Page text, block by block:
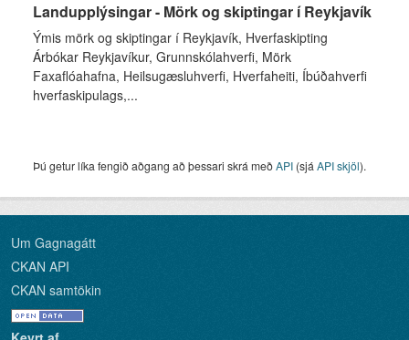
Landupplýsingar - Mörk og skiptingar í Reykjavík
Ýmis mörk og skiptingar í Reykjavík, Hverfaskipting
Árbókar Reykjavíkur, Grunnskólahverfi, Mörk
Faxaflóahafna, Heilsugæsluhverfi, Hverfaheiti, Íbúðahverfi
hverfaskipulags,...
Þú getur líka fengið aðgang að þessari skrá meðAPI (sjá API skjöl).
Um Gagnagátt
CKAN API
CKAN samtökin